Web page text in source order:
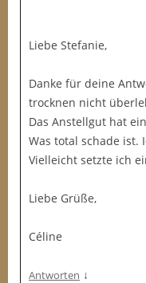
Liebe Stefanie,
Danke für deine
trocknen nicht
Das Anstellgut hat
Was total schade ist.
Vielleicht setzte ich
Liebe Grüße,
Céline
Antworten ↓